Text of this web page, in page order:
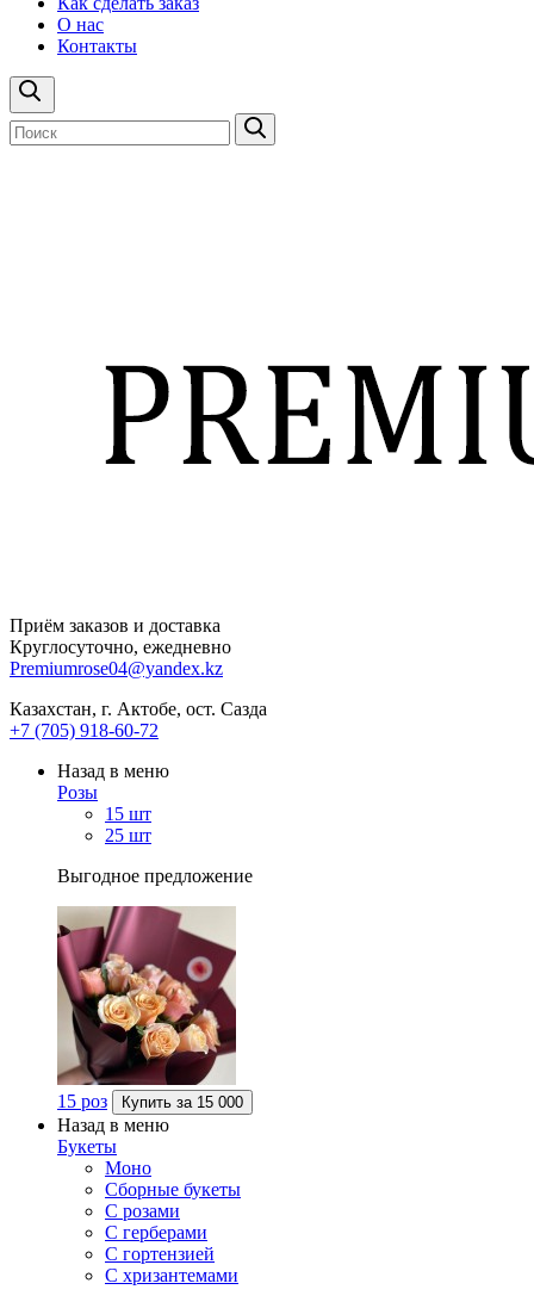
О нас
Контакты
Приём заказов и доставка
Круглосуточно, ежедневно
Premiumrose04@yandex.kz
Казахстан, г. Актобе, ост. Сазда
+7 (705) 918-60-72
Назад в меню
Розы
15 шт
25 шт
Выгодное предложение
15 роз Купить за 15 000
Назад в меню
Букеты
Моно
Сборные букеты
С розами
С герберами
С гортензией
С хризантемами